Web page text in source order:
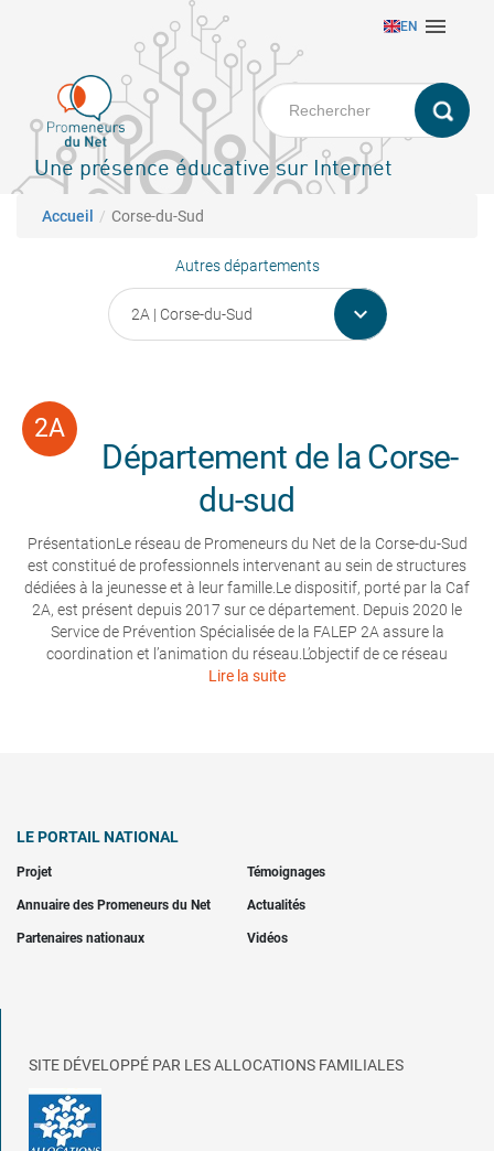
principal
EN 
Une présence éducative sur Internet
Fil d'Ariane
Accueil Corse-du-Sud
Autres départements

Département de la Corse-
du-sud
PrésentationLe réseau de Promeneurs du Net de la Corse-du-Sud
est constitué de professionnels intervenant au sein de structures
dédiées à la jeunesse et à leur famille.Le dispositif, porté par la Caf
2A, est présent depuis 2017 sur ce département. Depuis 2020 le
Service de Prévention Spécialisée de la FALEP 2A assure la
coordination et l’animation du réseau.L’objectif de ce réseau
Lire la suite
LE PORTAIL NATIONAL
Projet Témoignages
Annuaire des Promeneurs du Net Actualités
Partenaires nationaux Vidéos
SITE DÉVELOPPÉ PAR LES ALLOCATIONS FAMILIALES